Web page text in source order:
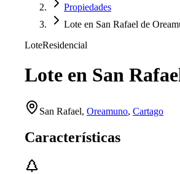
Propiedades
Lote en San Rafael de
LoteResidencial
Lote en San
San Rafael, Oreamuno, Cartago
Características